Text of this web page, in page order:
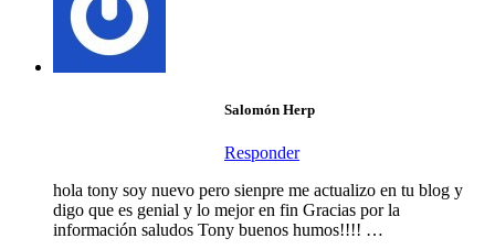
Salomón Herp
Responder
hola tony soy nuevo pero sienpre me actualizo en tu blog y
digo que es genial y lo mejor en fin Gracias por la
información saludos Tony buenos humos!!!! …